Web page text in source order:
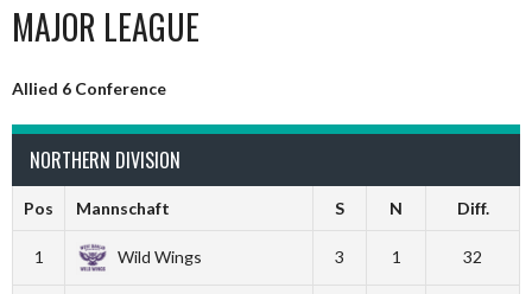
MAJOR LEAGUE
Allied 6 Conference
NORTHERN DIVISION
Pos Mannschaft S N Diff.
1 Wild Wings 3 1 32